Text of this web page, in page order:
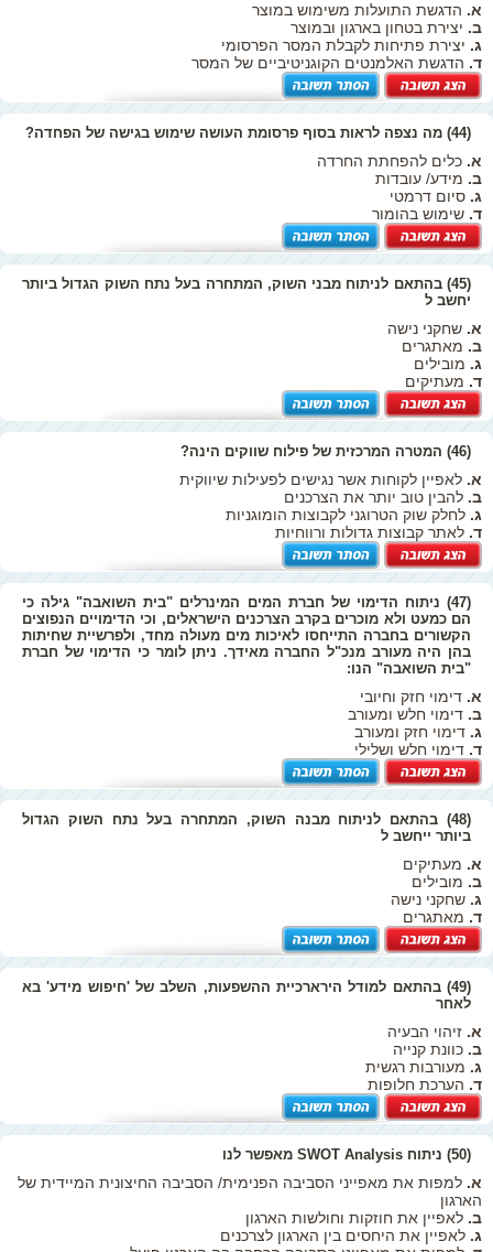
א. הדגשת התועלות משימוש במוצר
ב. יצירת בטחון בארגון ובמוצר
ג. יצירת פתיחות לקבלת המסר הפרסומי
ד. הדגשת האלמנטים הקוגניטיביים של המסר
(44) מה נצפה לראות בסוף פרסומת העושה שימוש בגישה של הפחדה?
א. כלים להפחתת החרדה
ב. מידע/ עובדות
ג. סיום דרמטי
ד. שימוש בהומור
(45) בהתאם לניתוח מבני השוק, המתחרה בעל נתח השוק הגדול ביותר
יחשב ל
א. שחקני נישה
ב. מאתגרים
ג. מובילים
ד. מעתיקים
(46) המטרה המרכזית של פילוח שווקים הינה?
א. לאפיין לקוחות אשר נגישים לפעילות שיווקית
ב. להבין טוב יותר את הצרכנים
ג. לחלק שוק הטרוגני לקבוצות הומוגניות
ד. לאתר קבוצות גדולות ורווחיות
(47) ניתוח הדימוי של חברת המים המינרלים "בית השואבה" גילה כי
הם כמעט ולא מוכרים בקרב הצרכנים הישראלים, וכי הדימויים הנפוצים
הקשורים בחברה התייחסו לאיכות מים מעולה מחד, ולפרשיית שחיתות
בהן היה מעורב מנכ"ל החברה מאידך. ניתן לומר כי הדימוי של חברת
"בית השואבה" הנו:
א. דימוי חזק וחיובי
ב. דימוי חלש ומעורב
ג. דימוי חזק ומעורב
ד. דימוי חלש ושלילי
(48) בהתאם לניתוח מבנה השוק, המתחרה בעל נתח השוק הגדול
ביותר ייחשב ל
א. מעתיקים
ב. מובילים
ג. שחקני נישה
ד. מאתגרים
(49) בהתאם למודל הירארכיית ההשפעות, השלב של 'חיפוש מידע' בא
לאחר
א. זיהוי הבעיה
ב. כוונת קנייה
ג. מעורבות רגשית
ד. הערכת חלופות
(50) ניתוח SWOT Analysis מאפשר לנו
א. למפות את מאפייני הסביבה הפנימית/ הסביבה החיצונית המיידית של
הארגון
ב. לאפיין את חוזקות וחולשות הארגון
ג. לאפיין את היחסים בין הארגון לצרכנים